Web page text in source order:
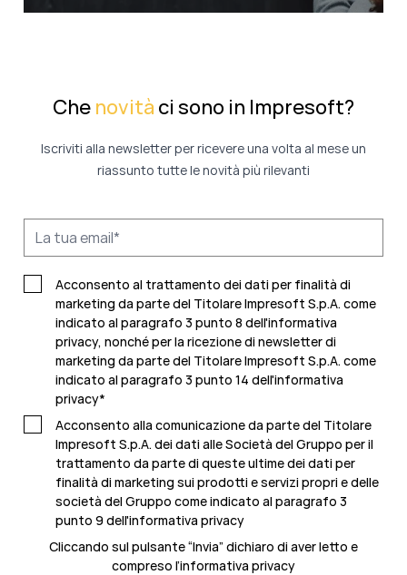
Che novità ci sono in Impresoft?
Iscriviti alla newsletter per ricevere una volta al mese un
riassunto tutte le novità più rilevanti
Acconsento al trattamento dei dati per finalità di
marketing da parte del Titolare Impresoft S.p.A. come
indicato al paragrafo 3 punto 8 dell'informativa
privacy, nonché per la ricezione di newsletter di
marketing da parte del Titolare Impresoft S.p.A. come
indicato al paragrafo 3 punto 14 dell'informativa
privacy*
Acconsento alla comunicazione da parte del Titolare
Impresoft S.p.A. dei dati alle Società del Gruppo per il
trattamento da parte di queste ultime dei dati per
finalità di marketing sui prodotti e servizi propri e delle
società del Gruppo come indicato al paragrafo 3
punto 9 dell'informativa privacy
Cliccando sul pulsante “Invia” dichiaro di aver letto e
compreso l’informativa privacy